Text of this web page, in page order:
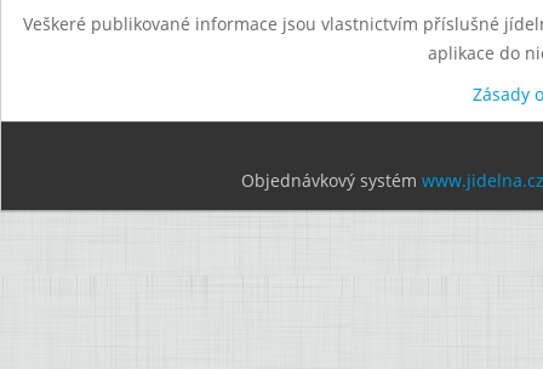
Veškeré publikované informace jsou vlastnictvím příslušné
aplikace do
Zásady
Objednávkový systém www.jidelna.cz